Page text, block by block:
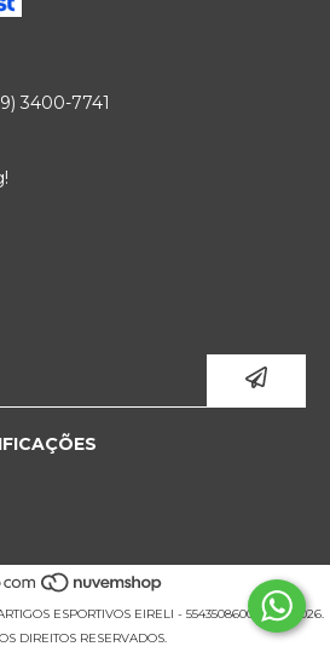
3400-7741
ESPORTIVOS EIRELI - 55435086000177 - 2026.
DIREITOS RESERVADOS.